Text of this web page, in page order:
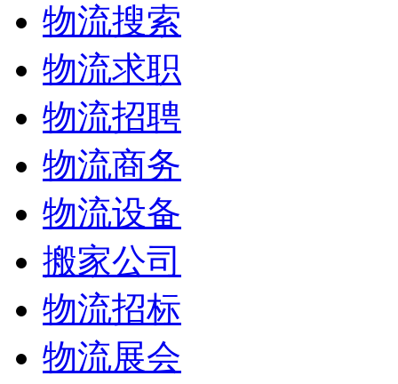
物流搜索
物流求职
物流招聘
物流商务
物流设备
搬家公司
物流招标
物流展会